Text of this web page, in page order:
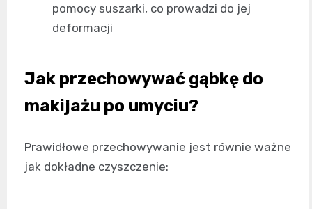
pomocy suszarki, co prowadzi do jej
deformacji
Jak przechowywać gąbkę do
makijażu po umyciu?
Prawidłowe przechowywanie jest równie ważne
jak dokładne czyszczenie: